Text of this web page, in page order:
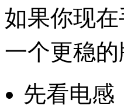
如果你现
一个更稳
先看电感